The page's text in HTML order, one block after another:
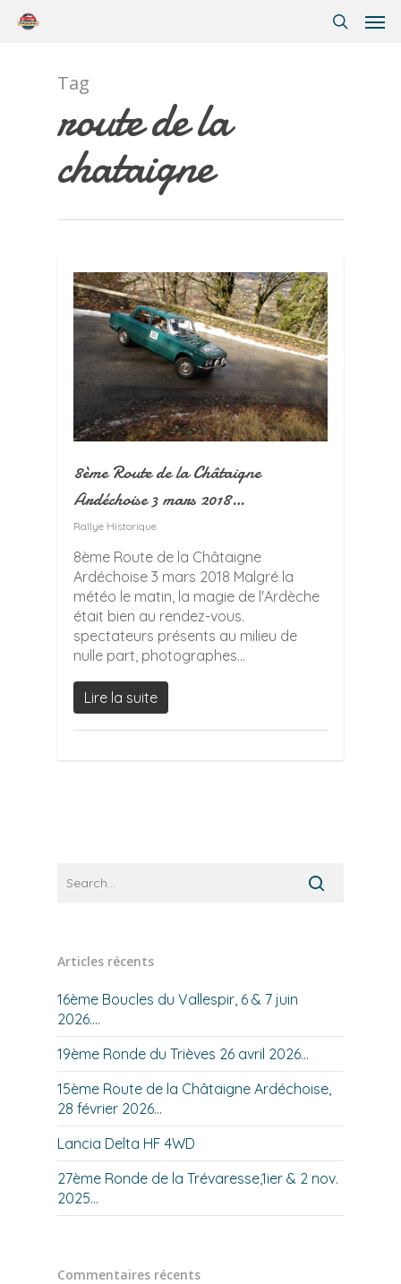
Tag
route de la
chataigne
8ème Route de la Châtaigne
Ardéchoise 3 mars 2018…
Rallye Historique
8ème Route de la Châtaigne
Ardéchoise 3 mars 2018 Malgré la
météo le matin, la magie de l'Ardèche
était bien au rendez-vous.
spectateurs présents au milieu de
nulle part, photographes...
Lire la suite
Articles récents
16ème Boucles du Vallespir, 6 & 7 juin
2026….
19ème Ronde du Trièves 26 avril 2026…
15ème Route de la Châtaigne Ardéchoise,
28 février 2026…
Lancia Delta HF 4WD
27ème Ronde de la Trévaresse,1ier & 2 nov.
2025…
Commentaires récents